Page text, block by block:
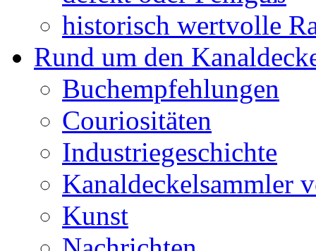
historisch wertvolle
Rund um den
Buchempfehlungen
Couriositäten
Industriegeschichte
Kanaldeckelsammler
Kunst